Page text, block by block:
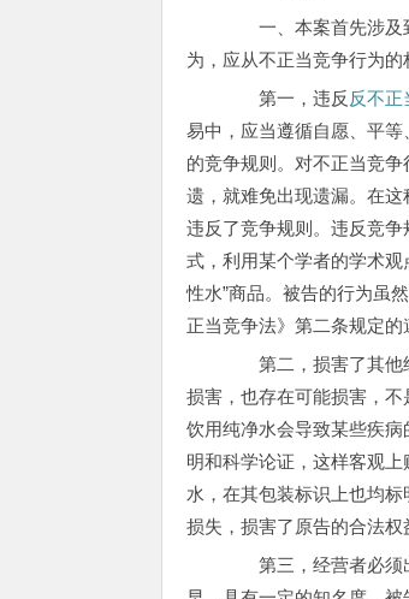
一、本案首先涉及到
为，应从不正当竞争行为的
第一，违反 反不正
易中，应当遵循自愿、平
的竞争规则。对不正当竞争
遗，就难免出现遗漏。在
违反了竞争规则。违反竞
式，利用某个学者的学术
性水”商品。被告的行为虽
正当竞争法》第二条规定的
第二，损害了其他经
损害，也存在可能损害，
饮用纯净水会导致某些疾
明和科学论证，这样客观
水，在其包装标识上也均
损失，损害了原告的合法权
第三，经营者必须出